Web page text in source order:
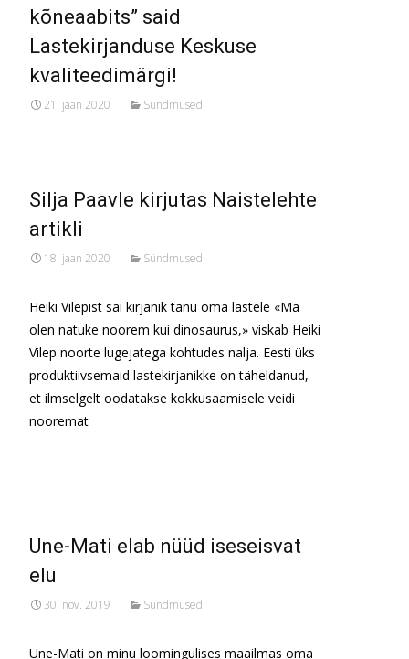
kõneaabits” said
Lastekirjanduse Keskuse
kvaliteedimärgi!
21. jaan 2020 Sündmused
Silja Paavle kirjutas Naistelehte
artikli
18. jaan 2020 Sündmused
Heiki Vilepist sai kirjanik tänu oma lastele «Ma
olen natuke noorem kui dinosaurus,» viskab Heiki
Vilep noorte lugejatega kohtudes nalja. Eesti üks
produktiivsemaid lastekirjanikke on täheldanud,
et ilmselgelt oodatakse kokkusaamisele veidi
nooremat
Une-Mati elab nüüd iseseisvat
elu
30. nov. 2019 Sündmused
Une-Mati on minu loomingulises maailmas oma